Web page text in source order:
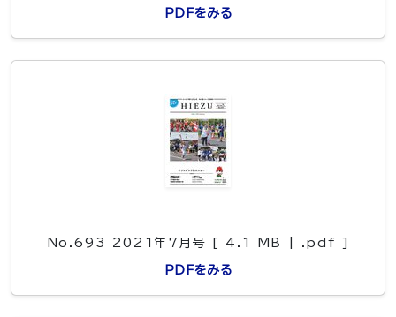
PDFをみる
No.693 2021年7月号 [ 4.1 MB | .pdf ]
PDFをみる